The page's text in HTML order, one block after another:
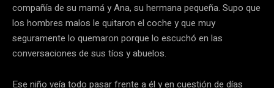
compañía de su mamá y Ana, su hermana pequeña. Supo que
los hombres malos le quitaron el coche y que muy
seguramente lo quemaron porque lo escuchó en las
conversaciones de sus tíos y abuelos.
Ese niño veía todo pasar frente a él y en cuestión de días